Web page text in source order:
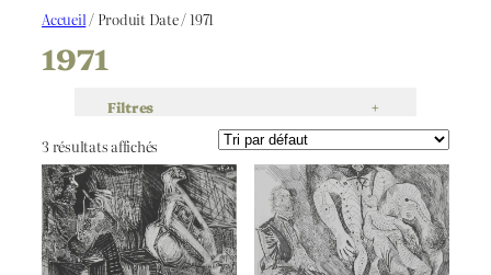
Accueil / Produit Date / 1971
1971
Filtres +
3 résultats affichés